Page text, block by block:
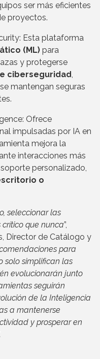
ser más eficientes
proyectos.
Esta plataforma
(ML) para
y protegerse
ciberseguridad,
mantengan seguras
Ofrece
impulsadas por IA en
mejora la
interacciones más
personalizado,
o
seleccionar las
que nunca”,
Director de Catálogo y
para
solo simplifican las
evolucionarán junto
seguirán
de la Inteligencia
a mantenerse
y prosperar en